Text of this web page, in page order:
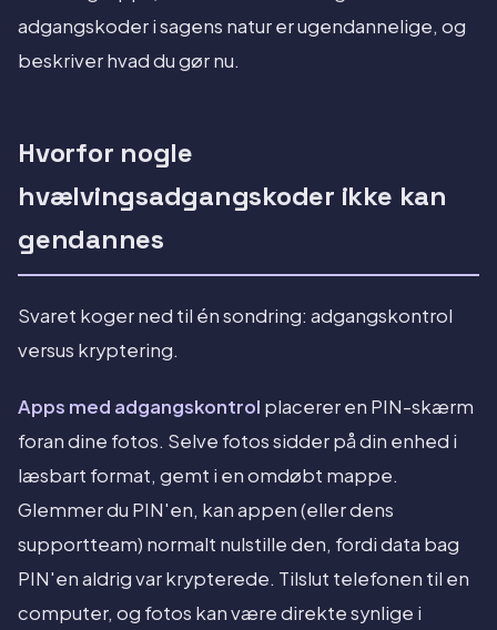
adgangskoder i sagens natur er ugendannelige, og
beskriver hvad du gør nu.
Hvorfor nogle
hvælvingsadgangskoder ikke kan
gendannes
Svaret koger ned til én sondring: adgangskontrol
versus kryptering.
Apps med adgangskontrol placerer en PIN-skærm
foran dine fotos. Selve fotos sidder på din enhed i
læsbart format, gemt i en omdøbt mappe.
Glemmer du PIN'en, kan appen (eller dens
supportteam) normalt nulstille den, fordi data bag
PIN'en aldrig var krypterede. Tilslut telefonen til en
computer, og fotos kan være direkte synlige i